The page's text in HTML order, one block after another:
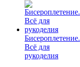
Бисероплетение.
Всё для
рукоделия